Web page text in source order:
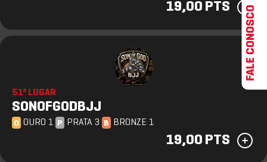
19,00 PTS
51º LUGAR
SONOFGODBJJ
O OURO 1 P PRATA 3 B BRONZE 1
19,00 PTS
FALE CONOSCO